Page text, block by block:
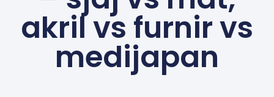
akril vs furnir vs
medijapan